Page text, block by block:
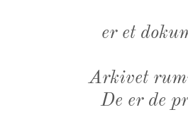
er et
Arkivet
De er de